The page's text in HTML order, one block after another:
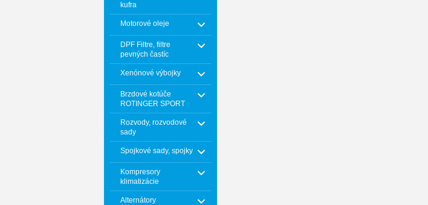
kufra
Motorové oleje
DPF Filtre, filtre
pevných častíc
Xenónové výbojky
Brzdové kotúče
ROTINGER SPORT
Rozvody, rozvodové
sady
Spojkové sady, spojky
Kompresory
klimatizácie
Alternátory